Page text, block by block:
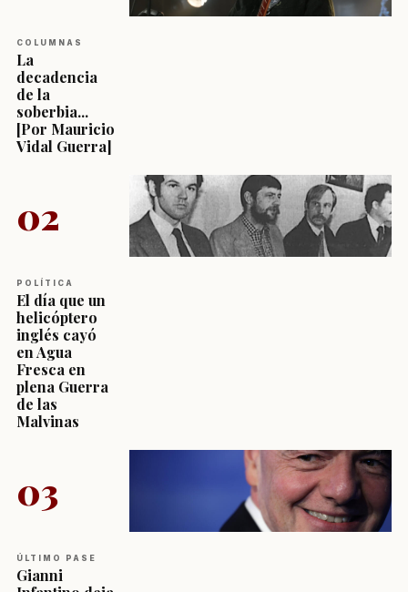
COLUMNAS
La
decadencia
de la
soberbia...
[Por Mauricio
Vidal Guerra]
02
POLÍTICA
El día que un
helicóptero
inglés cayó
en Agua
Fresca en
plena Guerra
de las
Malvinas
03
ÚLTIMO PASE
Gianni